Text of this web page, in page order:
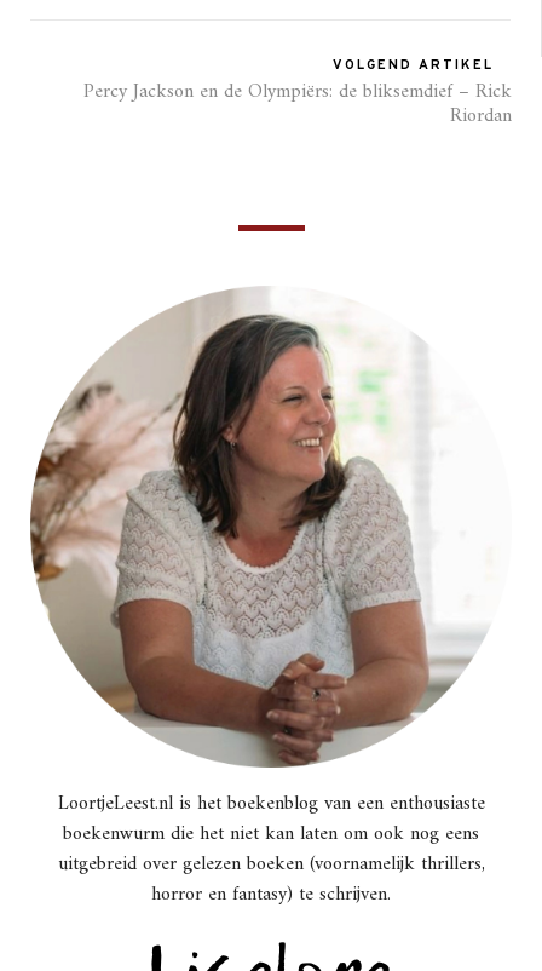
VOLGEND ARTIKEL
Percy Jackson en de Olympiërs: de bliksemdief – Rick
Riordan
LoortjeLeest.nl is het boekenblog van een enthousiaste
boekenwurm die het niet kan laten om ook nog eens
uitgebreid over gelezen boeken (voornamelijk thrillers,
horror en fantasy) te schrijven.